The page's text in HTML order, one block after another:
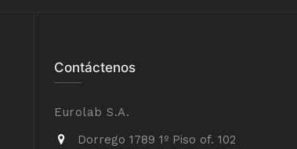
Contáctenos
Eurolab S.A.
Dorrego 1789 1º Piso of. 102